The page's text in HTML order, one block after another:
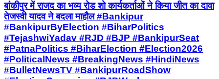
बांकीपुर में राजद का भव्य रोड शो कार्यकर्ताओं ने किया जीत का दावा
तेजस्वी यादव ने बदला माहौल #Bankipur
#BankipurByElection #BiharPolitics
#TejashwiYadav #RJD #BJP #BankipurSeat
#PatnaPolitics #BiharElection #Election2026
#PoliticalNews #BreakingNews #HindiNews
#BulletNewsTV #BankipurRoadShow